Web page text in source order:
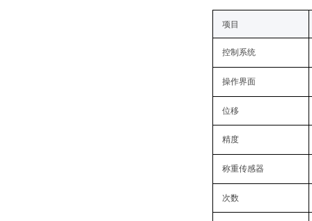
项目
控制系统
操作界面
位移
精度
称重传感器
次数